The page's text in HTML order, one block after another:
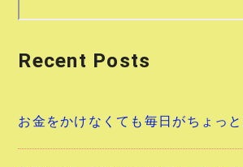
ョ
Recent Posts
お金をかけなくても毎日がちょっ